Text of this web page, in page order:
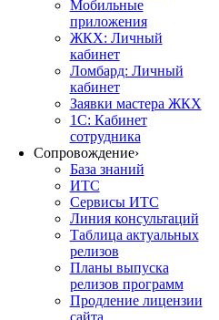
Мобильные
приложения
ЖКХ: Личный
кабинет
Ломбард: Личный
кабинет
Заявки мастера ЖКХ
1С: Кабинет
сотрудника
Сопровождение›
База знаний
ИТС
Сервисы ИТС
Линия консультаций
Таблица актуальных
релизов
Планы выпуска
релизов программ
Продление лицензии
сайта